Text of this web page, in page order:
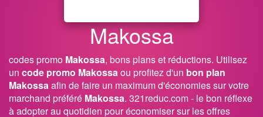
Makossa
codes promo Makossa, bons plans et réductions. Utilisez
un code promo Makossaou profitez d'un bon plan
Makossaafin de faire un maximum d'économies sur votre
marchand préféré Makossa. 321reduc.com - le bon réflexe
à adopter au quotidien pour économiser sur les offres